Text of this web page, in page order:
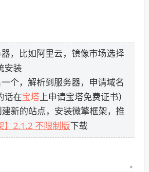
，比如阿里云，镜像市场选择
安装
个，解析到服务器，申请域名
话在宝塔上申请宝塔免费证书）
新的站点，安装微擎框架，推
】2.1.2 不限制版 下载